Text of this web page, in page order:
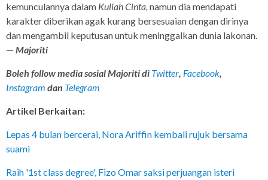
kemunculannya dalam Kuliah Cinta, namun dia mendapati
karakter diberikan agak kurang bersesuaian dengan dirinya
dan mengambil keputusan untuk meninggalkan dunia lakonan.
— Majoriti
Boleh follow media sosial Majoriti di Twitter, Facebook,
Instagram dan Telegram
Artikel Berkaitan:
Lepas 4 bulan bercerai, Nora Ariffin kembali rujuk bersama
suami
Raih '1st class degree', Fizo Omar saksi perjuangan isteri